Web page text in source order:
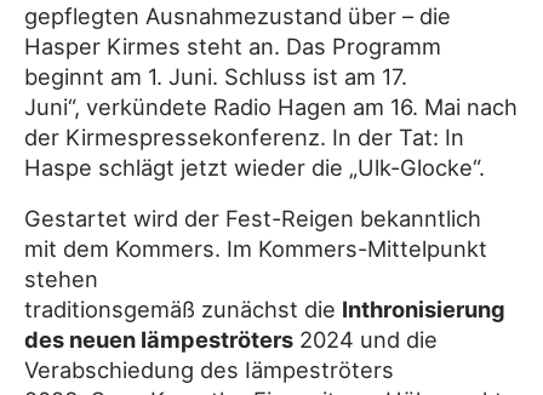
gepflegten Ausnahmezustand über – die
Hasper Kirmes steht an. Das Programm
beginnt am 1. Juni. Schluss ist am 17.
Juni“, verkündete Radio Hagen am 16. Mai nach
der Kirmespressekonferenz. In der Tat: In
Haspe schlägt jetzt wieder die „Ulk-Glocke“.
Gestartet wird der Fest-Reigen bekanntlich
mit dem Kommers. Im Kommers-Mittelpunkt
stehen
traditionsgemäß zunächst die Inthronisierung
des neuen Iämpeströters 2024 und die
Verabschiedung des Iämpeströters